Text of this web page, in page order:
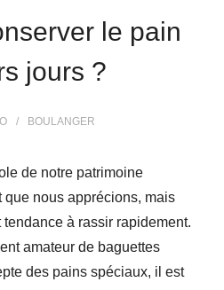
le pain
jours ?
BOULANGER
de notre patrimoine
nous apprécions, mais
à rassir rapidement.
amateur de baguettes
des pains spéciaux, il est